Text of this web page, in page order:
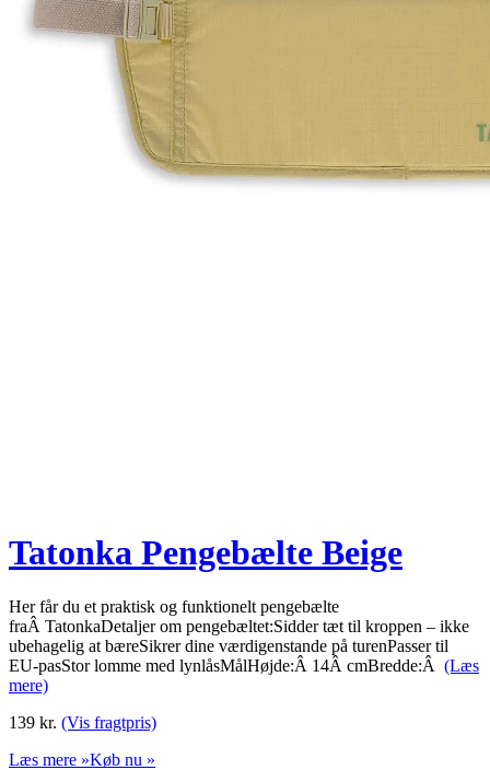
Tatonka Pengebælte Beige
Her får du et praktisk og funktionelt pengebælte
fraÂ TatonkaDetaljer om pengebæltet:Sidder tæt til kroppen – ikke
ubehagelig at bæreSikrer dine værdigenstande på turenPasser til
EU-pasStor lomme med lynlåsMålHøjde:Â 14Â cmBredde:Â (Læs
mere)
139 kr. (Vis fragtpris)
Læs mere »Køb nu »